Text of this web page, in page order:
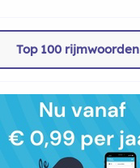
Top 100 rijmwoorden